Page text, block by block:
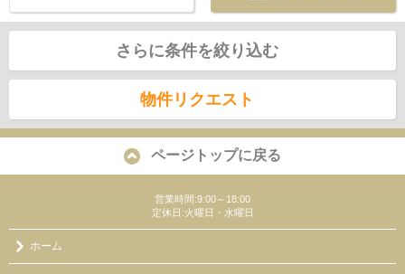
さらに条件を絞り込む
物件リクエスト
ページトップに戻る
営業時間:9:00～18:00
定休日:火曜日・水曜日
ホーム